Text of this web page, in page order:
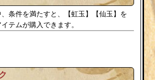
条件を満たすと、【虹玉】【仙玉】を
テムが購入できます。